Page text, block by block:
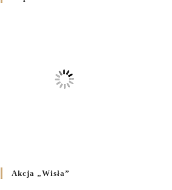
Родин
Справ Молоді та встановленя
складу Катихитичної Комісії
днях 2-12 липня 2024 р.”
Akcja „Wisła”